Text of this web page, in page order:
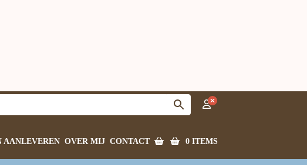
AANLEVEREN OVER MIJ CONTACT 0 ITEMS